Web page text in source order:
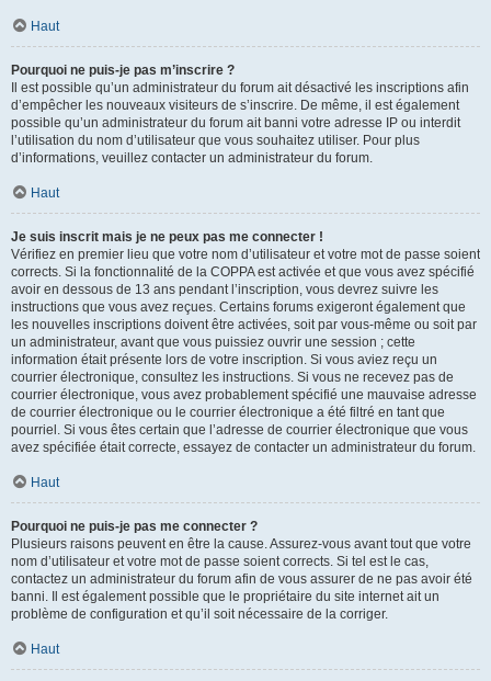
Haut
Pourquoi ne puis-je pas m’inscrire ?
Il est possible qu’un administrateur du forum ait désactivé les inscriptions afin
d’empêcher les nouveaux visiteurs de s’inscrire. De même, il est également
possible qu’un administrateur du forum ait banni votre adresse IP ou interdit
l’utilisation du nom d’utilisateur que vous souhaitez utiliser. Pour plus
d’informations, veuillez contacter un administrateur du forum.
Haut
Je suis inscrit mais je ne peux pas me connecter !
Vérifiez en premier lieu que votre nom d’utilisateur et votre mot de passe soient
corrects. Si la fonctionnalité de la COPPA est activée et que vous avez spécifié
avoir en dessous de 13 ans pendant l’inscription, vous devrez suivre les
instructions que vous avez reçues. Certains forums exigeront également que
les nouvelles inscriptions doivent être activées, soit par vous-même ou soit par
un administrateur, avant que vous puissiez ouvrir une session ; cette
information était présente lors de votre inscription. Si vous aviez reçu un
courrier électronique, consultez les instructions. Si vous ne recevez pas de
courrier électronique, vous avez probablement spécifié une mauvaise adresse
de courrier électronique ou le courrier électronique a été filtré en tant que
pourriel. Si vous êtes certain que l’adresse de courrier électronique que vous
avez spécifiée était correcte, essayez de contacter un administrateur du forum.
Haut
Pourquoi ne puis-je pas me connecter ?
Plusieurs raisons peuvent en être la cause. Assurez-vous avant tout que votre
nom d’utilisateur et votre mot de passe soient corrects. Si tel est le cas,
contactez un administrateur du forum afin de vous assurer de ne pas avoir été
banni. Il est également possible que le propriétaire du site internet ait un
problème de configuration et qu’il soit nécessaire de la corriger.
Haut